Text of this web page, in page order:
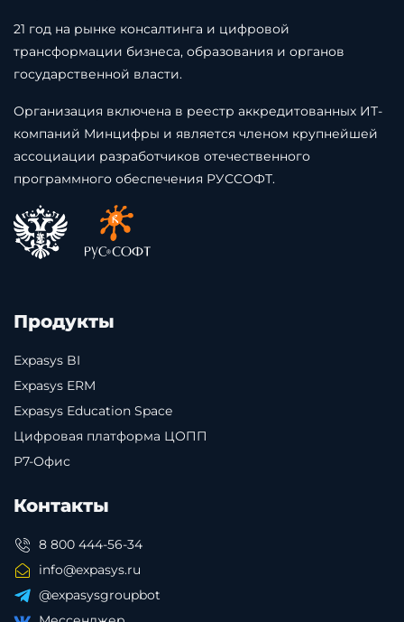
21 год на рынке консалтинга и цифровой
трансформации бизнеса, образования и органов
государственной власти.
Организация включена в реестр аккредитованных ИТ-
компаний Минцифры и является членом крупнейшей
ассоциации разработчиков отечественного
программного обеспечения РУССОФТ.
Продукты
Expasys BI
Expasys ERM
Expasys Education Space
Цифровая платформа ЦОПП
Р7-Офис
Контакты
8 800 444-56-34
info@expasys.ru
@expasysgroupbot